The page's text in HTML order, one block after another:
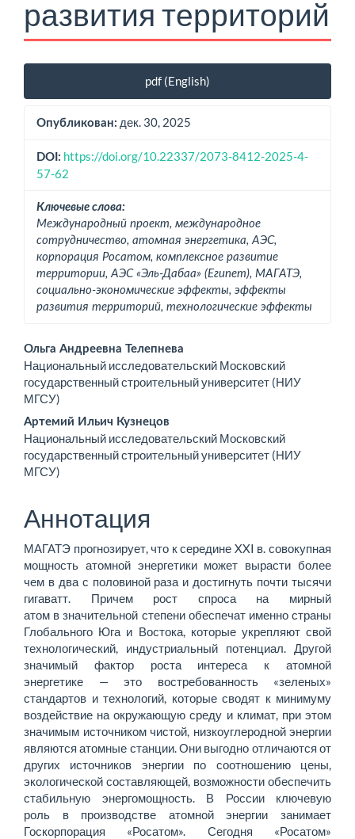
развития территорий
Боковая
панель
статьи
pdf (English)
Опубликован: дек. 30, 2025
DOI: https://doi.org/10.22337/2073-8412-2025-4-
57-62
Ключевые слова:
Международный проект, международное
сотрудничество, атомная энергетика, АЭС,
корпорация Росатом, комплексное развитие
территории, АЭС «Эль-Дабаа» (Египет), МАГАТЭ,
социально-экономические эффекты, эффекты
развития территорий, технологические эффекты
Основное
содержимое
статьи
Ольга Андреевна Телепнева
Национальный исследовательский Московский
государственный строительный университет (НИУ
МГСУ)
Артемий Ильич Кузнецов
Национальный исследовательский Московский
государственный строительный университет (НИУ
МГСУ)
Аннотация
МАГАТЭ прогнозирует, что к середине XXI в. совокупная
мощность атомной энергетики может вырасти более
чем в два с половиной раза и достигнуть почти тысячи
гигаватт. Причем рост спроса на мирный
атом в значительной степени обеспечат именно страны
Глобального Юга и Востока, которые укреп­ляют свой
технологический, индустриальный потенциал. Другой
значимый фактор роста интереса к атомной
энергетике — это востребованность «зеленых»
стандартов и технологий, которые сводят к минимуму
воздействие на окружающую среду и климат, при этом
значимым источником чистой, низкоуглеродной энергии
являются атомные станции. Они выгодно отличаются от
других источников энергии по соотношению цены,
экологической составляющей, возможности обеспечить
стабильную энергомощность. В России ключевую
роль в производстве атомной энергии занимает
Госкорпорация «Росатом». Сегодня «Росатом»